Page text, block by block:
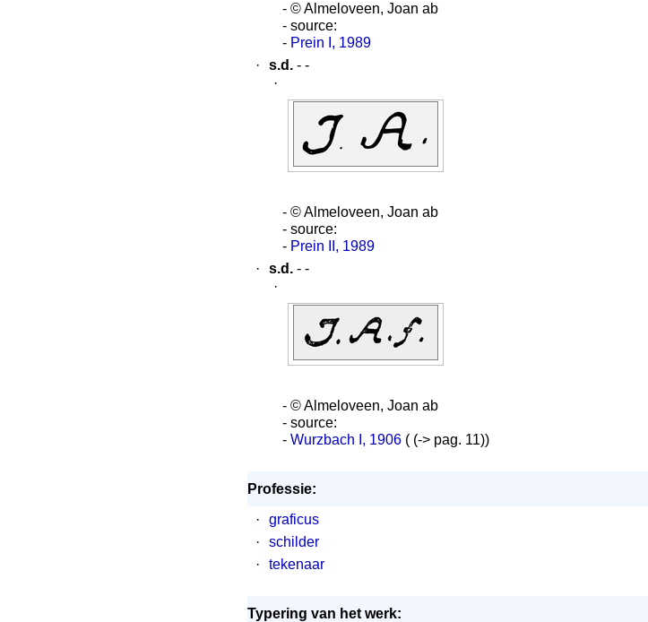
- © Almeloveen, Joan ab
- source:
- Prein I, 1989
·
s.d. - -
·
- © Almeloveen, Joan ab
- source:
- Prein II, 1989
·
s.d. - -
·
- © Almeloveen, Joan ab
- source:
- Wurzbach I, 1906 ( (-> pag. 11))
Professie:
·
graficus
·
schilder
·
tekenaar
Typering van het werk: